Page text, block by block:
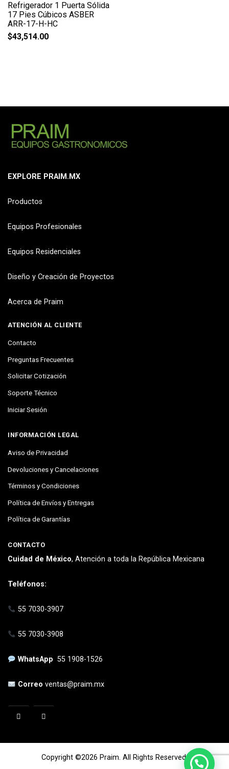
Refrigerador 1 Puerta Sólida
17 Pies Cúbicos ASBER
ARR-17-H-HC
$43,514.00
EXPLORE PRAIM.MX
Productos
Equipos Profesionales
Equipos Residenciales
Diseño y Creación de Proyectos
Acerca de Praim
ATENCIÓN AL CLIENTE
Contacto
Preguntas Frecuentes
Solicitar Cotización
Soporte Técnico
Iniciar Sesión
INFORMACIÓN LEGAL
Aviso de Privacidad
Devoluciones y Cancelaciones
Términos y Condiciones
Política de Envíos y Entregas
Política de Garantías
CONTACTO
Cuidad de México, Atención a toda la República Mexicana
Teléfonos:
55 7030-3907
55 7030-3908
WhatsApp55 1908-1526
Correoventas@praim.mx
Copyright ©2026 Praim. All Rights Reserved.